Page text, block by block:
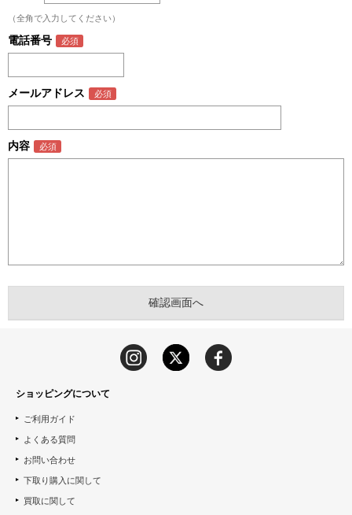
（全角で入力してください）
電話番号
メールアドレス
内容
ショッピングについて
ご利用ガイド
よくある質問
お問い合わせ
下取り購入に関して
買取に関して